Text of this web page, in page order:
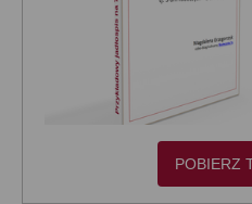
POBIERZ